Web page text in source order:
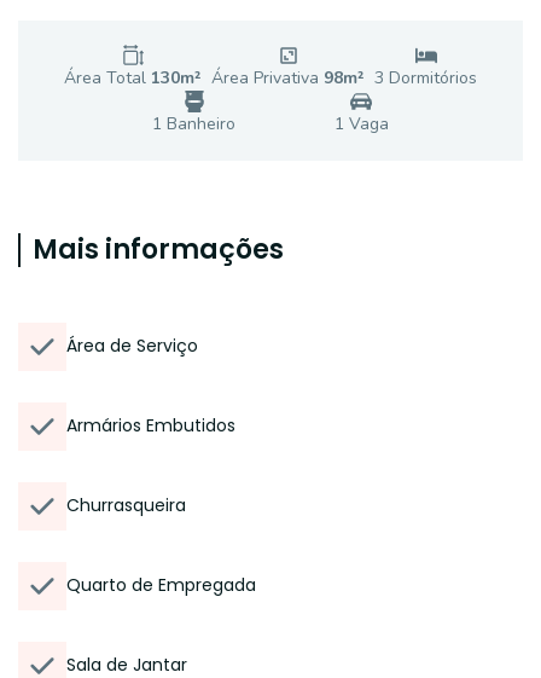
Área Total 130m² Área Privativa 98m² 3 Dormitórios
1 Banheiro 1 Vaga
Mais informações
Área de Serviço
Armários Embutidos
Churrasqueira
Quarto de Empregada
Sala de Jantar